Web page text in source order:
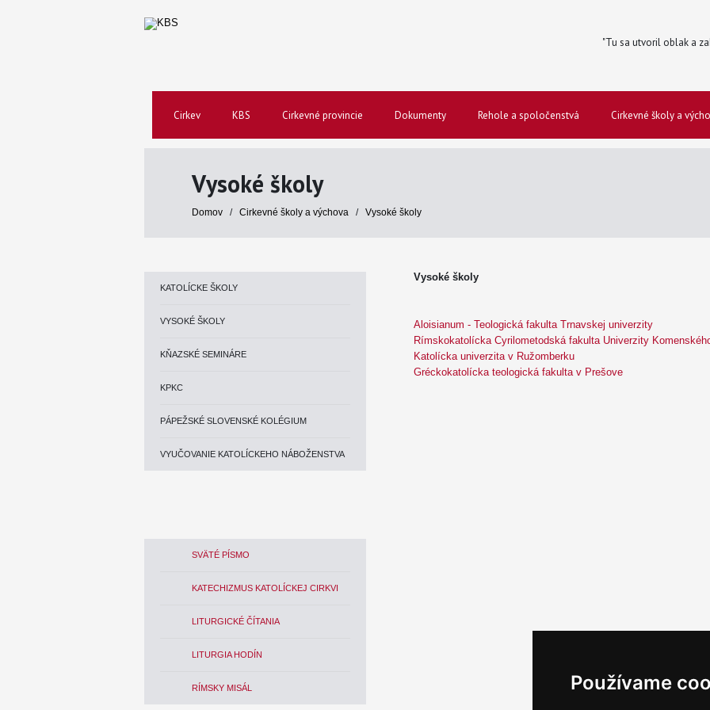
Používame
"Tu sa utvoril oblak a
Cirkev KBS Cirkevné provincie Dokumenty Rehole a spoločenstvá Cirkevné školy a
Vysoké školy
Domov / Cirkevné školy a výchova / Vysoké školy
KATOLÍCKE ŠKOLY
VYSOKÉ ŠKOLY
KŇAZSKÉ SEMINÁRE
KPKC
PÁPEŽSKÉ SLOVENSKÉ KOLÉGIUM
VYUČOVANIE KATOLÍCKEHO NÁBOŽENSTVA
SVÄTÉ PÍSMO
KATECHIZMUS KATOLÍCKEJ CIRKVI
LITURGICKÉ ČÍTANIA
LITURGIA HODÍN
RÍMSKY MISÁL
Vysoké školy
Aloisianum - Teologická fakulta Trnavskej univerzity
Rímskokatolícka Cyrilometodská fakulta Univerzity
Katolícka univerzita v Ružomberku
Gréckokatolícka teologická fakulta v Prešove